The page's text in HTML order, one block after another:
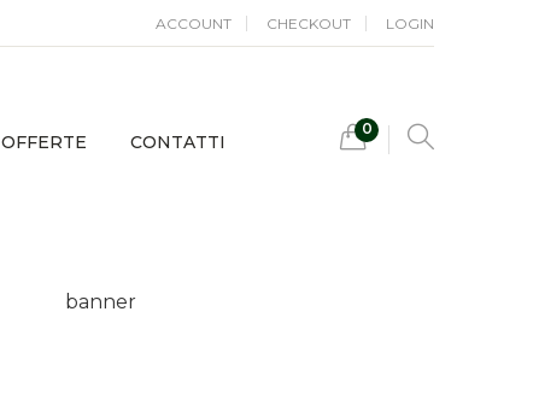
ACCOUNT CHECKOUT LOGIN
OFFERTE CONTATTI
0